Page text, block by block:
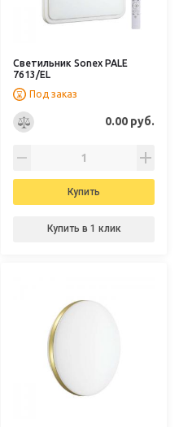
Светильник Sonex PALE
7613/EL
Под заказ
0.00 руб.
Купить
Купить в 1 клик